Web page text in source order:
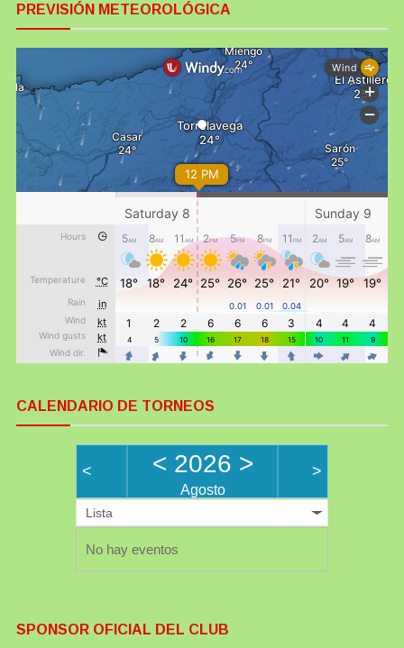
PREVISIÓN METEOROLÓGICA
CALENDARIO DE TORNEOS
< < 2026 >
Agosto
>
Lista
No hay eventos
SPONSOR OFICIAL DEL CLUB